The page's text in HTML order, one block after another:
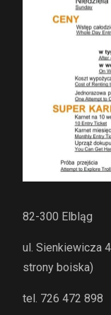
82-300 Elbląg
ul. Sienkiewicza
strony boiska)
tel. 726 472 898